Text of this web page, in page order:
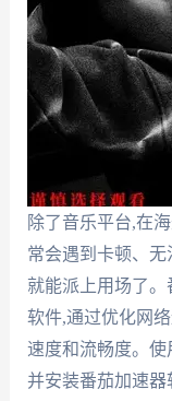
除了音乐平台,在
常会遇到卡顿、
就能派上用场了
软件,通过优化网
速度和流畅度。使
并安装番茄加速器